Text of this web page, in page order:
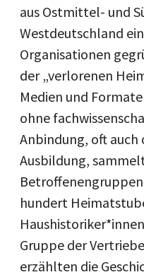
aus Ostmittel- und
Westdeutschland
Organisationen
der „verlorenen
Medien und
ohne
Anbindung, oft
Ausbildung,
hundert
Gruppe der
erzählten die